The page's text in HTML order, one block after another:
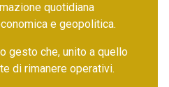
quotidiana
e geopolitica.
gesto che, unito a quello
di rimanere operativi.